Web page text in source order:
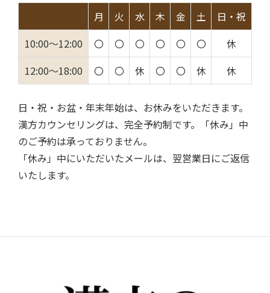
月 火 水 木 金 土
日・祝
10:00～12:00
〇 〇 〇 〇 〇 〇
休
12:00～18:00
〇 〇 休 〇 〇 休 休
日・祝・お盆・年末年始は、お休みをいただきます。
漢方カウンセリングは、完全予約制です。「休み」中
のご予約は承っておりません。
「休み」中にいただいたメールは、翌営業日にご返信
いたします。